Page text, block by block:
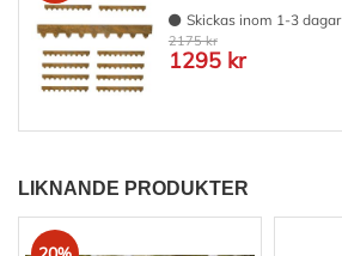
Skickas inom 1-3 dagar
2175 kr
1295 kr
LIKNANDE PRODUKTER